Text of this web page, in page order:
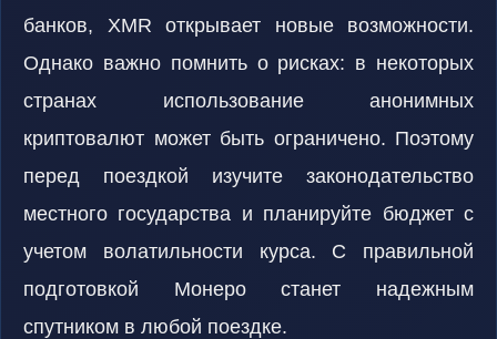
банков, XMR открывает новые возможности.
Однако важно помнить о рисках: в некоторых
странах использование анонимных
криптовалют может быть ограничено. Поэтому
перед поездкой изучите законодательство
местного государства и планируйте бюджет с
учетом волатильности курса. С правильной
подготовкой Монеро станет надежным
спутником в любой поездке.